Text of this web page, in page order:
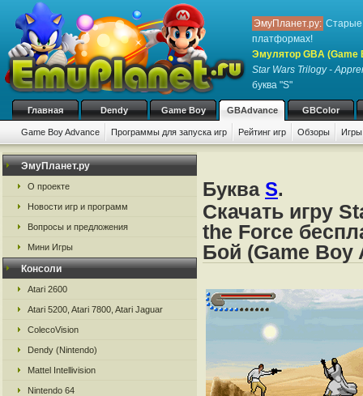
ЭмуПланет.ру: Старые
платформах!
Эмулятор GBA (Game
Star Wars Trilogy -
буква "S"
Главная Dendy Game Boy GBAdvance GBColor
Game Boy Advance Программы для запуска игр Рейтинг игр Обзоры
ЭмуПланет.ру
О проекте
Новости игр и программ
Вопросы и предложения
Мини Игры
Консоли
Atari 2600
Atari 5200, Atari 7800, Atari Jaguar
ColecoVision
Dendy (Nintendo)
Mattel Intellivision
Nintendo 64
Буква S.
Скачать игру
the Force
Бой (Game Boy